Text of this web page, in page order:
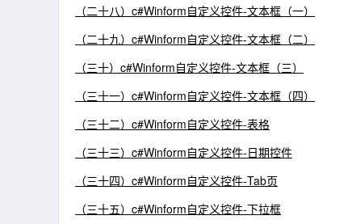
（二十八）c#Winform自定义控件-文本框（一）
（二十九）c#Winform自定义控件-文本框（二）
（三十）c#Winform自定义控件-文本框（三）
（三十一）c#Winform自定义控件-文本框（四）
（三十二）c#Winform自定义控件-表格
（三十三）c#Winform自定义控件-日期控件
（三十四）c#Winform自定义控件-Tab页
（三十五）c#Winform自定义控件-下拉框